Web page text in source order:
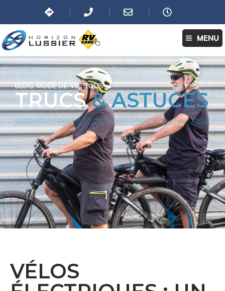
MENU
BLOG: MODE DE VIE,TOUS
TRUCS& ASTUCES
VÉLOS